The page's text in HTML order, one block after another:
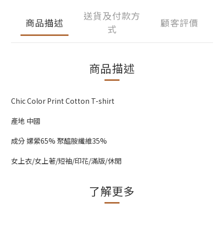
商品描述
送貨及付款方
式
顧客評價
商品描述
Chic Color Print Cotton T-shirt
產地 中國
成分 嫘縈65% 聚醯胺纖維35%
女上衣/女上著/短袖/印花/滿版/休閒
了解更多